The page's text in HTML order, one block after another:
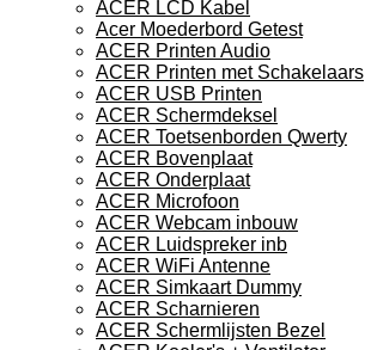
ACER LCD Kabel
Acer Moederbord Getest
ACER Printen Audio
ACER Printen met Schakelaars
ACER USB Printen
ACER Schermdeksel
ACER Toetsenborden Qwerty
ACER Bovenplaat
ACER Onderplaat
ACER Microfoon
ACER Webcam inbouw
ACER Luidspreker inb
ACER WiFi Antenne
ACER Simkaart Dummy
ACER Scharnieren
ACER Schermlijsten Bezel